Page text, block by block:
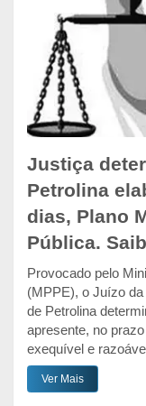
Justiça
Petrolina
dias, Plano
Pública.
Provocado pelo
(MPPE), o Juízo
de Petrolina
apresente, no
exequível e
Ver Mais